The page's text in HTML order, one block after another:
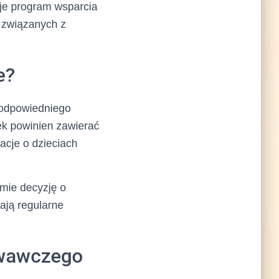
program wsparcia
z
powinien zawierać
o dzieciach
decyzję o
regularne